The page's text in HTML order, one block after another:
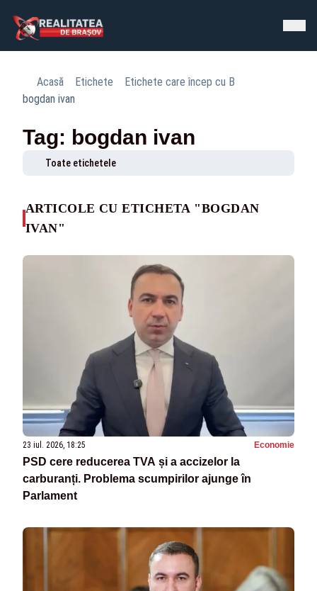
Acasă Etichete
Etichete care încep cu B
bogdan ivan
Tag: bogdan ivan
Toate etichetele
ARTICOLE CU ETICHETA "BOGDAN
IVAN"
23 iul. 2026, 18:25 Economie
PSD cere reducerea TVA și a accizelor la
carburanți. Problema scumpirilor ajunge în
Parlament